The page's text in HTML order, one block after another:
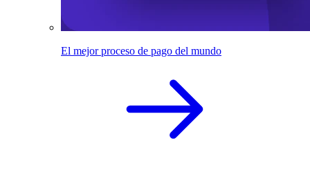
El mejor proceso de pago del mundo